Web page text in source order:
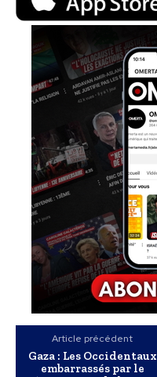
Article précédent
Gaza : Les Occidentaux
embarrassés par le